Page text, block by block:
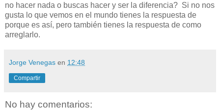
no hacer nada o buscas hacer y ser la diferencia? Si no nos
gusta lo que vemos en el mundo tienes la respuesta de
porque es así, pero también tienes la respuesta de como
arreglarlo.
Jorge Venegas en 12:48
Compartir
No hay comentarios: